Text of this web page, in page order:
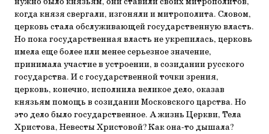
когда князя свергали, изгоняли и митрополита. Словом,
церковь стала обслуживающей государственную власть.
Но пока государственная власть не укрепилась, церковь
имела еще более или менее серьезное значение,
принимала участие в устроении, в созидании русского
государства. И с государственной точки зрения,
церковь, конечно, исполнила великое дело, оказав
князьям помощь в созидании Московского царства. Но
это дело было государственное. А жизнь Церкви, Тела
Христова, Невесты Христовой? Как она-то дышала?